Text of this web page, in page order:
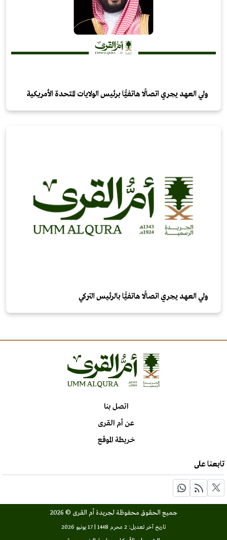
ولي العهد يجري اتصالًا هاتفيًّا برئيس الولايات المتحدة الأمريكية
ولي العهد يجري اتصالًا هاتفيًّا بالرئيس التركي
اتصل بنا
عن أم القرى
خريطة الموقع
تابعنا على
جميع الحقوق محفوظة لجريدة أم القرى © 2026
تاريخ آخر تعديل: 2 محرم 1448 | 17 يونيو 2026